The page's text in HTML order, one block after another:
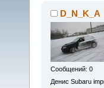
D_N_K_A
Сообщений: 0
Денис Subaru